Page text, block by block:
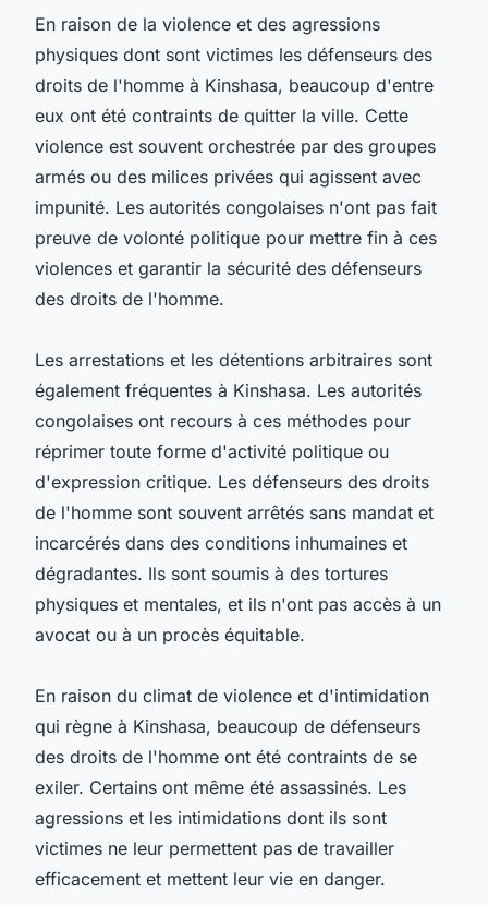
En raison de la violence et des agressions
physiques dont sont victimes les défenseurs des
droits de l'homme à Kinshasa, beaucoup d'entre
eux ont été contraints de quitter la ville. Cette
violence est souvent orchestrée par des groupes
armés ou des milices privées qui agissent avec
impunité. Les autorités congolaises n'ont pas fait
preuve de volonté politique pour mettre fin à ces
violences et garantir la sécurité des défenseurs
des droits de l'homme.
Les arrestations et les détentions arbitraires sont
également fréquentes à Kinshasa. Les autorités
congolaises ont recours à ces méthodes pour
réprimer toute forme d'activité politique ou
d'expression critique. Les défenseurs des droits
de l'homme sont souvent arrêtés sans mandat et
incarcérés dans des conditions inhumaines et
dégradantes. Ils sont soumis à des tortures
physiques et mentales, et ils n'ont pas accès à un
avocat ou à un procès équitable.
En raison du climat de violence et d'intimidation
qui règne à Kinshasa, beaucoup de défenseurs
des droits de l'homme ont été contraints de se
exiler. Certains ont même été assassinés. Les
agressions et les intimidations dont ils sont
victimes ne leur permettent pas de travailler
efficacement et mettent leur vie en danger.